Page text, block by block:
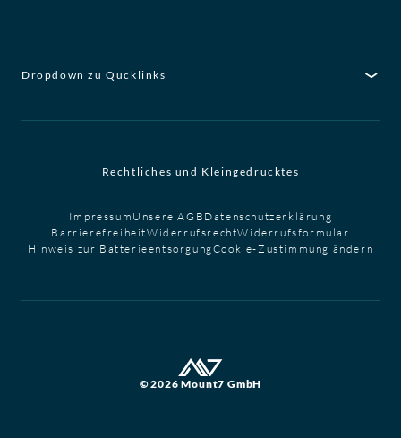
Dropdown zu Qucklinks
Rechtliches und Kleingedrucktes
Impressum Unsere AGB Datenschutzerklärung
BarrierefreiheitWiderrufsrechtWiderrufsformular
Hinweis zur BatterieentsorgungCookie-Zustimmung ändern
© 2026 Mount7 GmbH